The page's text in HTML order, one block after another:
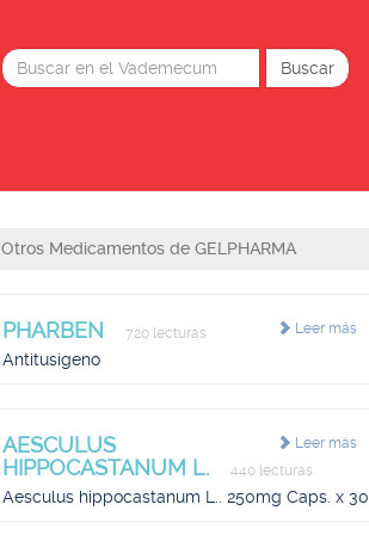
Otros Medicamentos de GELPHARMA
Leer más
PHARBEN 720 lecturas
Antitusígeno
Leer más
AESCULUS
HIPPOCASTANUM L.
440 lecturas
Aesculus hippocastanum L.. 250mg Caps. x 30.